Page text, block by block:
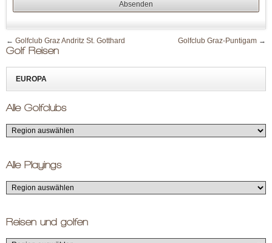
← Golfclub Graz Andritz St. Gotthard Golfclub Graz-Puntigam →
Golf Reisen
EUROPA
Alle Golfclubs
Alle Playings
Reisen und golfen